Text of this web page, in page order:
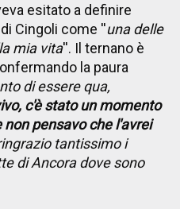
esitato a definire
Cingoli come ''una delle
mia vita''. Il ternano è
la paura
di essere qua,
c'è stato un momento
pensavo che l'avrei
tantissimo i
di Ancora dove sono